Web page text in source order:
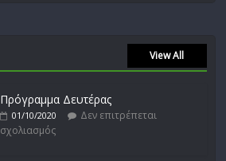
View All
Πρόγραμμα Δευτέρας
01/10/2020
Δεν επιτρέπεται
σχολιασμός